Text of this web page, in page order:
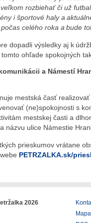
rozbiehať či už
i športové haly a
celého roka a bude
dopadli výsledky aj k
ohľade spokojných
a Námestí
mestská časť
(ne)spokojnosti s
mestskej časti a
názvu ulice Námestie
prieskumov vrátane
PETRZALKA.sk/
2026